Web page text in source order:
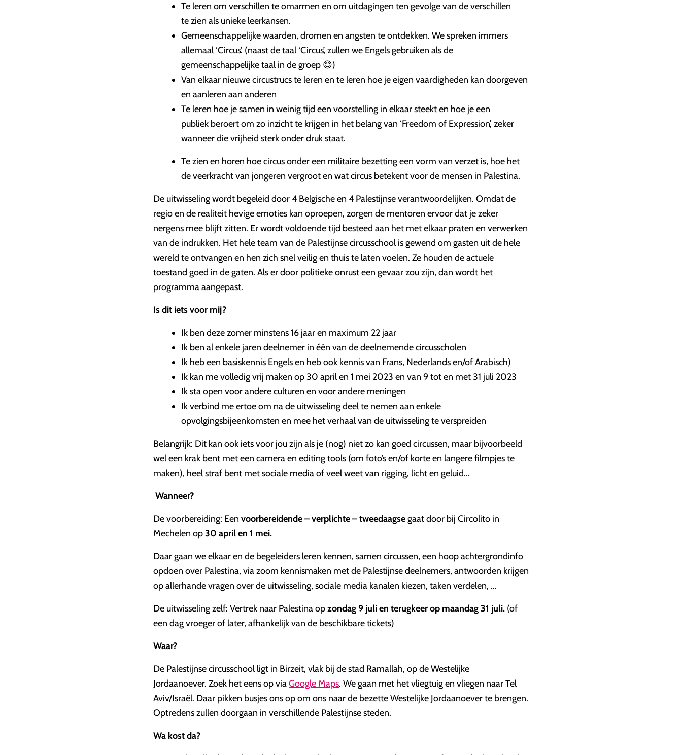
Te leren om verschillen te omarmen en om uitdagingen ten gevolge van de verschillen
te zien als unieke leerkansen.
Gemeenschappelijke waarden, dromen en angsten te ontdekken. We spreken immers
allemaal ‘Circus’. (naast de taal ‘Circus’, zullen we Engels gebruiken als de
gemeenschappelijke taal in de groep 😊)
Van elkaar nieuwe circustrucs te leren en te leren hoe je eigen vaardigheden kan doorgeven
en aanleren aan anderen
Te leren hoe je samen in weinig tijd een voorstelling in elkaar steekt en hoe je een
publiek beroert om zo inzicht te krijgen in het belang van ‘Freedom of Expression’, zeker
wanneer die vrijheid sterk onder druk staat.
Te zien en horen hoe circus onder een militaire bezetting een vorm van verzet is, hoe het
de veerkracht van jongeren vergroot en wat circus betekent voor de mensen in Palestina.
De uitwisseling wordt begeleid door 4 Belgische en 4 Palestijnse verantwoordelijken. Omdat de
regio en de realiteit hevige emoties kan oproepen, zorgen de mentoren ervoor dat je zeker
nergens mee blijft zitten. Er wordt voldoende tijd besteed aan het met elkaar praten en verwerken
van de indrukken. Het hele team van de Palestijnse circusschool is gewend om gasten uit de hele
wereld te ontvangen en hen zich snel veilig en thuis te laten voelen. Ze houden de actuele
toestand goed in de gaten. Als er door politieke onrust een gevaar zou zijn, dan wordt het
programma aangepast.
Is dit iets voor mij?
Ik ben deze zomer minstens 16 jaar en maximum 22 jaar
Ik ben al enkele jaren deelnemer in één van de deelnemende circusscholen
Ik heb een basiskennis Engels en heb ook kennis van Frans, Nederlands en/of Arabisch)
Ik kan me volledig vrij maken op 30 april en 1 mei 2023 en van 9 tot en met 31 juli 2023
Ik sta open voor andere culturen en voor andere meningen
Ik verbind me ertoe om na de uitwisseling deel te nemen aan enkele
opvolgingsbijeenkomsten en mee het verhaal van de uitwisseling te verspreiden
Belangrijk: Dit kan ook iets voor jou zijn als je (nog) niet zo kan goed circussen, maar bijvoorbeeld
wel een krak bent met een camera en editing tools (om foto’s en/of korte en langere filmpjes te
maken), heel straf bent met sociale media of veel weet van rigging, licht en geluid...
Wanneer?
De voorbereiding: Een voorbereidende – verplichte – tweedaagsegaat door bij Circolito in
Mechelen op30 april en 1 mei.
Daar gaan we elkaar en de begeleiders leren kennen, samen circussen, een hoop achtergrondinfo
opdoen over Palestina, via zoom kennismaken met de Palestijnse deelnemers, antwoorden krijgen
op allerhande vragen over de uitwisseling, sociale media kanalen kiezen, taken verdelen, …
De uitwisseling zelf: Vertrek naar Palestina opzondag 9 juli en terugkeer op maandag 31 juli. (of
een dag vroeger of later, afhankelijk van de beschikbare tickets)
Waar?
De Palestijnse circusschool ligt in Birzeit, vlak bij de stad Ramallah, op de Westelijke
Jordaanoever. Zoek het eens op viaGoogle Maps. We gaan met het vliegtuig en vliegen naar Tel
Aviv/Israël. Daar pikken busjes ons op om ons naar de bezette Westelijke Jordaanoever te brengen.
Optredens zullen doorgaan in verschillende Palestijnse steden.
Wa kost da?